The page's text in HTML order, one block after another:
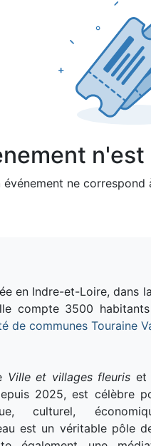
événement ne
en Indre-et-Loire, dans
compte 3500
de communes Touraine
Ville et villages fleuris et
2025, est célèbre
culturel,
est un véritable pôle